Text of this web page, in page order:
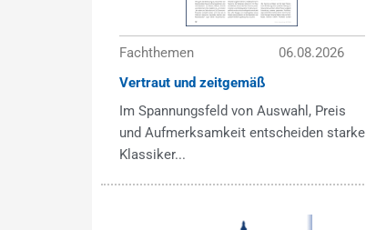
Fachthemen
06.08.2026
Vertraut und zeitgemäß
Im Spannungsfeld von Auswahl, Preis
und Aufmerksamkeit entscheiden starke
Klassiker...